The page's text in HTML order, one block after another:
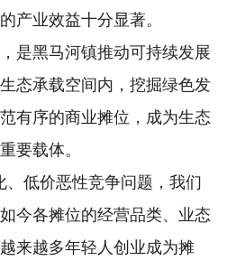
产业效益十分显著。
黑马河镇推动可持续发展
态承载空间内，挖掘绿色发
有序的商业摊位，成为生态
要载体。
低价恶性竞争问题，我们
今各摊位的经营品类、业态
来越多年轻人创业成为摊